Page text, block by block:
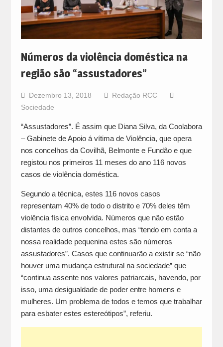
Números da violência doméstica na
região são “assustadores”
Dezembro 13, 2018
Redação RCC
Sociedade
“Assustadores”. É assim que Diana Silva, da Coolabora
– Gabinete de Apoio á vítima de Violência, que opera
nos concelhos da Covilhã, Belmonte e Fundão e que
registou nos primeiros 11 meses do ano 116 novos
casos de violência doméstica.
Segundo a técnica, estes 116 novos casos
representam 40% de todo o distrito e 70% deles têm
violência física envolvida. Números que não estão
distantes de outros concelhos, mas “tendo em conta a
nossa realidade pequenina estes são números
assustadores”. Casos que continuarão a existir se “não
houver uma mudança estrutural na sociedade” que
“continua assente nos valores patriarcais, havendo, por
isso, uma desigualdade de poder entre homens e
mulheres. Um problema de todos e temos que trabalhar
para esbater estes estereótipos”, referiu.